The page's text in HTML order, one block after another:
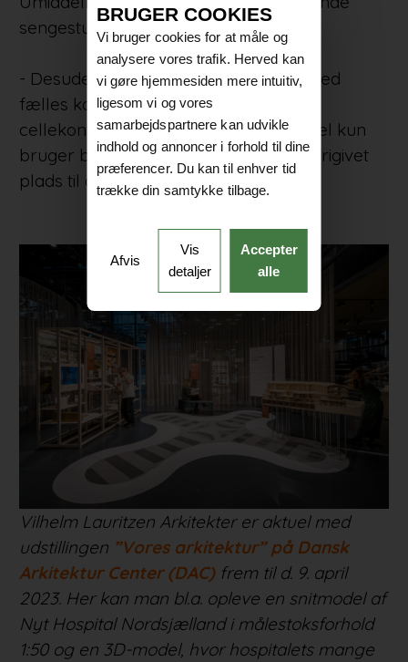
sengestuer på anden og tredje etage.
- Desuden er der indrettet områder med
fælles kontorpladser i stedet for små
cellekontorer, hvor personalet alligevel kun
bruger begrænset tid. Dermed har vi frigivet
plads til andre vigtige funktioner.
Vilhelm Lauritzen Arkitekter er aktuel med
udstillingen ”Vores arkitektur” på Dansk
Arkitektur Center (DAC)frem til d. 9. april
2023. Her kan man bl.a. opleve en snitmodel af
Nyt Hospital Nordsjælland i målestoksforhold
1:50 og en 3D-model, hvor hospitalets mange
BRUGER COOKIES
Vi bruger cookies for at måle og
analysere vores trafik. Herved kan
vi gøre hjemmesiden mere intuitiv,
ligesom vi og vores
samarbejdspartnere kan udvikle
indhold og annoncer i forhold til dine
præferencer. Du kan til enhver tid
trække din samtykke tilbage.
Afvis
Vis
detaljer
Accepter
alle